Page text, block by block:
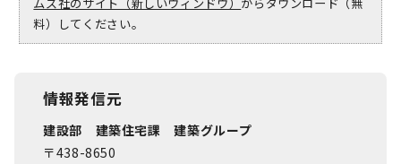
料）してください。
情報発信元
建設部 建築住宅課 建築グループ
〒438-8650